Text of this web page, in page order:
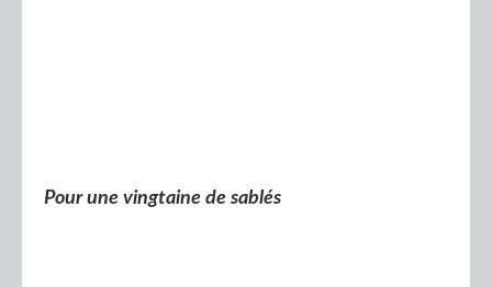
Pour une vingtaine de sablés